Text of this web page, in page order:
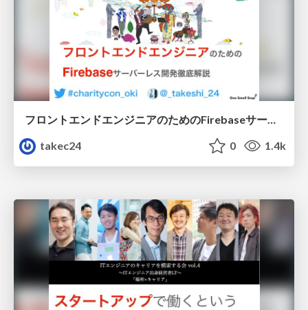
フロントエンドエンジニアのためのFirebaseサーバーレス開発徹底解説
takec24
0 1.4k